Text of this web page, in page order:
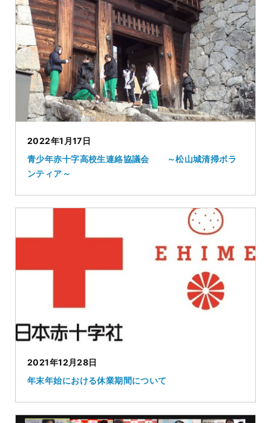
2022年1月17日
青少年赤十字高校生連絡協議会 ～松山城清掃ボラ
ンティア～
2021年12月28日
年末年始における休業期間について